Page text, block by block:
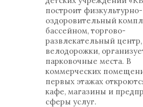
построит физкультурно-
оздоровительный
бассейном, торгово-
развлекательный
велодорожки,
парковочные места. В
коммерческих
первых этажах
кафе, магазины и
сферы услуг.